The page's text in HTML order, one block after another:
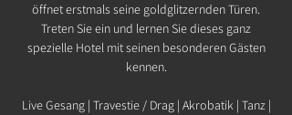
öffnet erstmals seine goldglitzernden Türen.
Treten Sie ein und lernen Sie dieses ganz
spezielle Hotel mit seinen besonderen Gästen
kennen.
Live Gesang | Travestie / Drag | Akrobatik | Tanz |